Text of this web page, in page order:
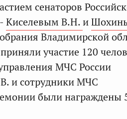
сенаторов
Киселевым В.Н.и
Владимирской
участие 120
МЧС России
и сотрудники МЧС
были награждены